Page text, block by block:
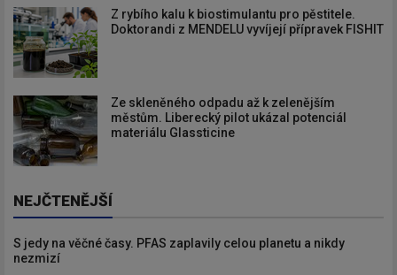
Z rybího kalu k biostimulantu pro pěstitele.
Doktorandi z MENDELU vyvíjejí přípravek FISHIT
Ze skleněného odpadu až k zelenějším
městům. Liberecký pilot ukázal potenciál
materiálu Glassticine
NEJČTENĚJŠÍ
S jedy na věčné časy. PFAS zaplavily celou planetu a nikdy
nezmizí